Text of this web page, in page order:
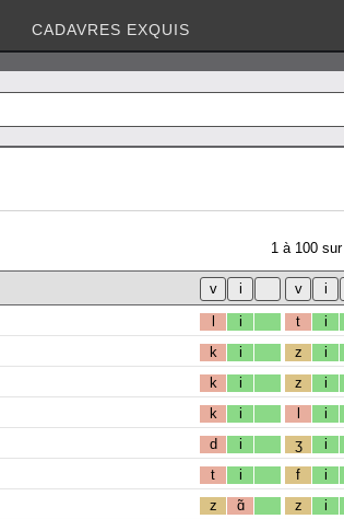
CADAVRES EXQUIS
1 à 100 sur
l i t i
k i z i
k i z i
k i l i
d i ʒ i
t i f i
z ɑ̃ z i